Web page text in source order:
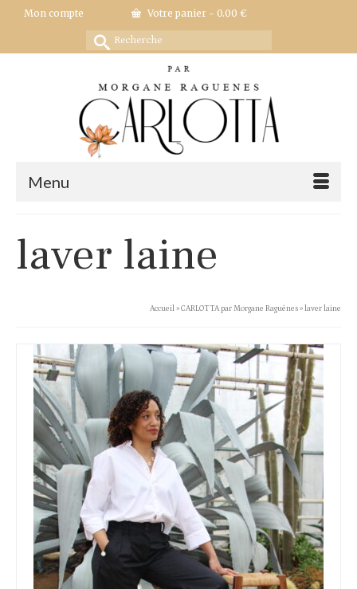
Mon compte Votre panier - 0.00 €
Rechercher :
Menu
laver laine
Accueil»CARLOTTA par Morgane Raguénes»laver laine